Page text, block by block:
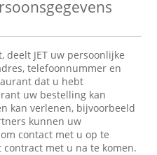
deelt JET uw persoonlijke
telefoonnummer en
dat u hebt
uw bestelling kan
kan verlenen, bijvoorbeeld
kunnen uw
contact met u op te
met u na te komen.